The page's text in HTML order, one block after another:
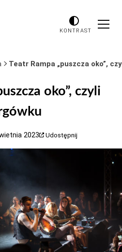
KONTRAST
Teatr Rampa „puszcza oko”,
oko”, czyli
2023 Udostępnij